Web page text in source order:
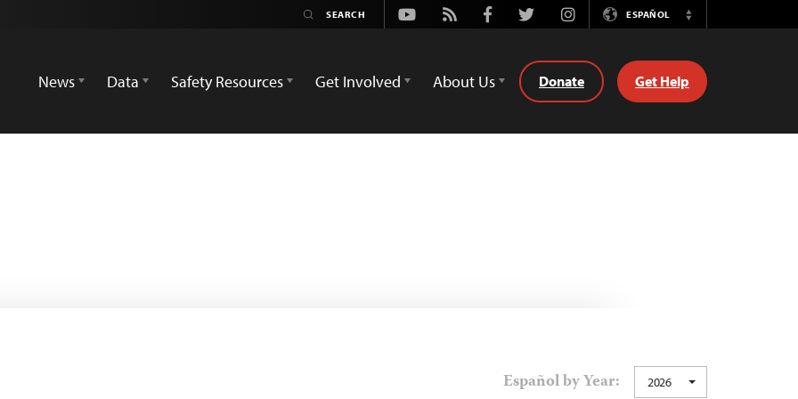
Youtube
Rss FacebookTwitterInstagramESPAÑOL
Switch
News
Data Safety Resources Get Involved About Us Donate Get Help
Español by Year: 2026